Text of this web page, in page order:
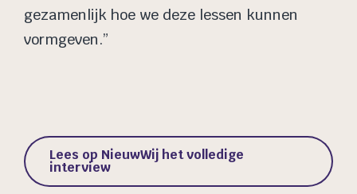
gezamenlijk hoe we deze lessen kunnen
vormgeven.”
Lees op NieuwWij het volledige
interview